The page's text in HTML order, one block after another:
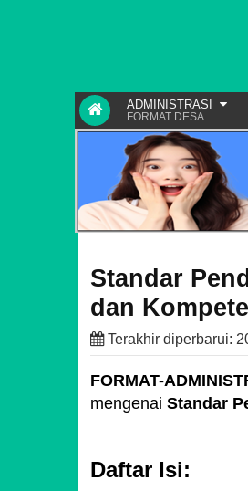
ADMINISTRASI
FORMAT DESA
Standar
dan
Terakhir diperbarui:
FORMAT-
mengenai Standar
Daftar Isi: